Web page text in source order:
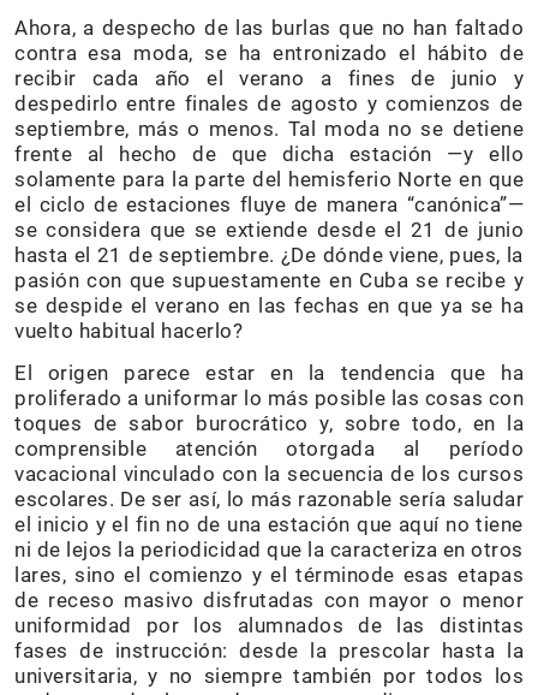
Ahora, a despecho de las burlas que no han faltado
contra esa moda, se ha entronizado el hábito de
recibir cada año el verano a fines de junio y
despedirlo entre finales de agosto y comienzos de
septiembre, más o menos. Tal moda no se detiene
frente al hecho de que dicha estación —y ello
solamente para la parte del hemisferio Norte en que
el ciclo de estaciones fluye de manera “canónica”—
se considera que se extiende desde el 21 de junio
hasta el 21 de septiembre. ¿De dónde viene, pues, la
pasión con que supuestamente en Cuba se recibe y
se despide el verano en las fechas en que ya se ha
vuelto habitual hacerlo?
El origen parece estar en la tendencia que ha
proliferado a uniformar lo más posible las cosas con
toques de sabor burocrático y, sobre todo, en la
comprensible atención otorgada al período
vacacional vinculado con la secuencia de los cursos
escolares. De ser así, lo más razonable sería saludar
el inicio y el fin no de una estación que aquí no tiene
ni de lejos la periodicidad que la caracteriza en otros
lares, sino el comienzo y el términode esas etapas
de receso masivo disfrutadas con mayor o menor
uniformidad por los alumnados de las distintas
fases de instrucción: desde la prescolar hasta la
universitaria, y no siempre también por todos los